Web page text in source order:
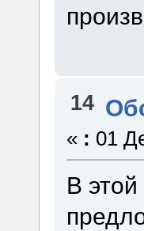
14
« : 01
В